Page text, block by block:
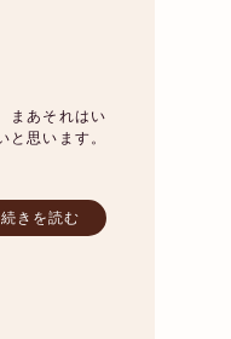
まあそれはい
思います。
きを読む